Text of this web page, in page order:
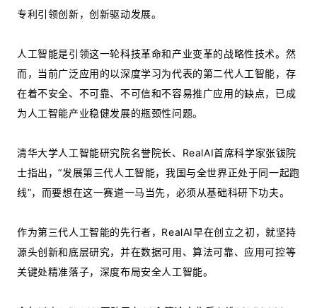
专利引领创新，创新驱动发展。
人工智能是引领这一轮科技革命和产业变革的战略性技术。然
而，当前广泛应用的以深度学习为代表的第二代人工智能，存
在着不安全、不可靠、不可信和不容易推广应用的缺点，已成
为人工智能产业稳健发展的瓶颈性问题。
清华大学人工智能研究院名誉院长、RealAI首席科学家张钹院
士指出，“发展第三代人工智能，我国与全世界正处于同一起跑
线”，而要想在这一赛道一马当先，必须从基础科研下功夫。
作为第三代人工智能的先行者，RealAI早在创立之初，就坚持
源头创新和底层研究，并在数据可用、算法可靠、应用可控等
关键处精准落子，深度布局安全人工智能。